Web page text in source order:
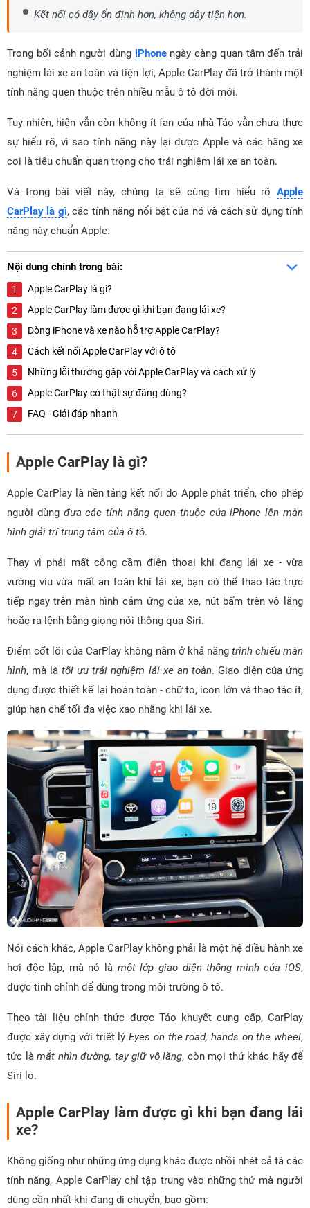
Kết nối có dây ổn định hơn, không dây tiện hơn.
Trong bối cảnh người dùng iPhonengày càng quan tâm đến trải
nghiệm lái xe an toàn và tiện lợi, Apple CarPlay đã trở thành một
tính năng quen thuộc trên nhiều mẫu ô tô đời mới.
Tuy nhiên, hiện vẫn còn không ít fan của nhà Táo vẫn chưa thực
sự hiểu rõ, vì sao tính năng này lại được Apple và các hãng xe
coi là tiêu chuẩn quan trọng cho trải nghiệm lái xe an toàn.
Và trong bài viết này, chúng ta sẽ cùng tìm hiểu rõ Apple
CarPlay là gì, các tính năng nổi bật của nó và cách sử dụng tính
năng này chuẩn Apple.
Nội dung chính trong bài:
Apple CarPlay là gì?
Apple CarPlay làm được gì khi bạn đang lái xe?
Dòng iPhone và xe nào hỗ trợ Apple CarPlay?
Cách kết nối Apple CarPlay với ô tô
Những lỗi thường gặp với Apple CarPlay và cách xử lý
Apple CarPlay có thật sự đáng dùng?
FAQ - Giải đáp nhanh
Apple CarPlay là gì?
Apple CarPlay là nền tảng kết nối do Apple phát triển, cho phép
người dùng đưa các tính năng quen thuộc của iPhone lên màn
hình giải trí trung tâm của ô tô.
Thay vì phải mất công cầm điện thoại khi đang lái xe - vừa
vướng víu vừa mất an toàn khi lái xe, bạn có thể thao tác trực
tiếp ngay trên màn hình cảm ứng của xe, nút bấm trên vô lăng
hoặc ra lệnh bằng giọng nói thông qua Siri.
Điểm cốt lõi của CarPlay không nằm ở khả năng trình chiếu màn
hình, mà làtối ưu trải nghiệm lái xe an toàn. Giao diện của ứng
dụng được thiết kế lại hoàn toàn - chữ to, icon lớn và thao tác ít,
giúp hạn chế tối đa việc xao nhãng khi lái xe.
Nói cách khác, Apple CarPlay không phải là một hệ điều hành xe
hơi độc lập, mà nó là một lớp giao diện thông minh của iOS,
được tinh chỉnh để dùng trong môi trường ô tô.
Theo tài liệu chính thức được Táo khuyết cung cấp, CarPlay
được xây dựng với triết lýEyes on the road, hands on the wheel,
tức là mắt nhìn đường, tay giữ vô lăng, còn mọi thứ khác hãy để
Siri lo.
Apple CarPlay làm được gì khi bạn đang lái
xe?
Không giống như những ứng dụng khác được nhồi nhét cả tá các
tính năng, Apple CarPlay chỉ tập trung vào những thứ mà người
dùng cần nhất khi đang di chuyển, bao gồm: